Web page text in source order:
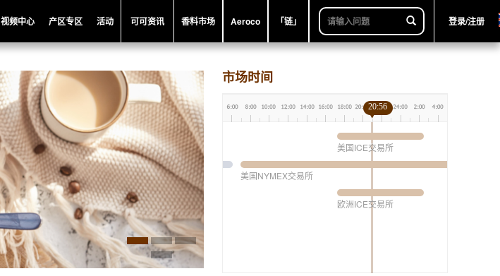
视频中心 产区专区 活动 可可资讯 香料市场 Aeroco 「链」 登录/注册
品名：日晒TR4
产地：越南
庄园：
Vietnam Minudo Farm
品种：罗布斯塔
市场时间
美国ICE交易所
美国NYMEX交易所
欧洲ICE交易所
20:56